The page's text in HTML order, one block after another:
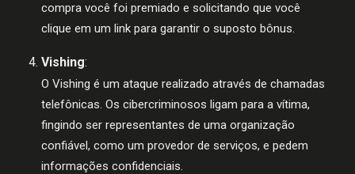
compra você foi premiado e solicitando que você
clique em um link para garantir o suposto bônus.
Vishing:
O Vishing é um ataque realizado através de chamadas
telefônicas. Os cibercriminosos ligam para a vítima,
fingindo ser representantes de uma organização
confiável, como um provedor de serviços, e pedem
informações confidenciais.